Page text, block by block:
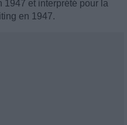
1947 et interprété pour la
en 1947.